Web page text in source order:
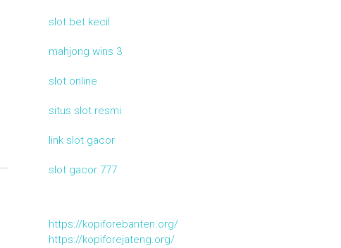
slot bet kecil
mahjong wins 3
slot online
situs slot resmi
link slot gacor
slot gacor 777
https://kopiforebanten.org/
https://kopiforejateng.org/